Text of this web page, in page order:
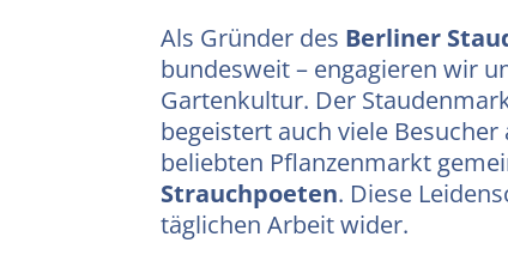
Als Gründer des Berliner
bundesweit – engagieren wir
Gartenkultur. Der
begeistert auch viele Besucher
beliebten Pflanzenmarkt
Strauchpoeten. Diese
täglichen Arbeit wider.